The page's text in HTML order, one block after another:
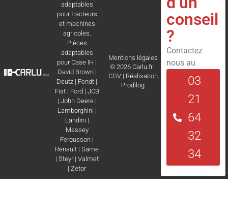
adaptables
pour tracteurs
et machines
agricoles.
Pièces
adaptables
pourCase IH |
David Brown|
Deutz | Fendt |
Fiat| Ford| JCB
| John Deere|
Lamborghini |
Landini |
Massey
Fergusson |
Renault |Same
| Steyr| Valmet
|Zetor
Mentions légales
© 2026 Carlu.fr |
CGV| Réalisation
Prodilog
conseil
?
Contactez
nous au
03
21
64
32
34